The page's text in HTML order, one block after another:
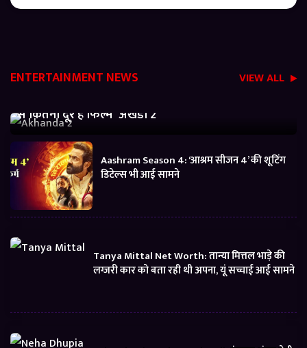
ENTERTAINMENT NEWS VIEW ALL
से कितनी दूर है फिल्म ‘अखंडा 2’
Aashram Season 4: ‘आश्रम सीजन 4’ की शूटिंग
डिटेल्स भी आई सामने
Tanya Mittal Net Worth: तान्या मित्तल भाड़े की
लग्जरी कार को बता रही थी अपना, यूं सच्चाई आई सामने